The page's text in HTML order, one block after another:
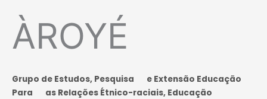
ÀROYÉ
Grupo de Estudos, Pesquisa e Extensão Educação
Para as Relações Étnico-raciais, Educação